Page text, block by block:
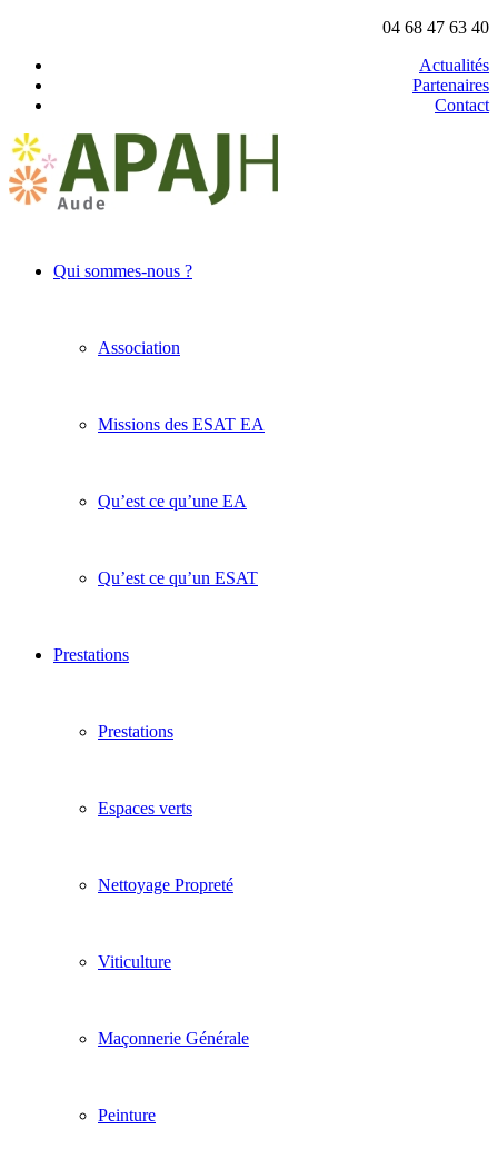
04 68 47 63 40
Actualités
Partenaires
Contact
Qui sommes-nous ?
Association
Missions des ESAT EA
Qu’est ce qu’une EA
Qu’est ce qu’un ESAT
Prestations
Prestations
Espaces verts
Nettoyage Propreté
Viticulture
Maçonnerie Générale
Peinture